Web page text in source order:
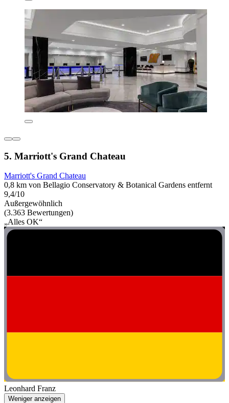
5. Marriott's Grand Chateau
Marriott's Grand Chateau
0,8 km von Bellagio Conservatory & Botanical Gardens entfernt
9,4/10
Außergewöhnlich
(3.363 Bewertungen)
„Alles OK“
Leonhard Franz
Weniger anzeigen